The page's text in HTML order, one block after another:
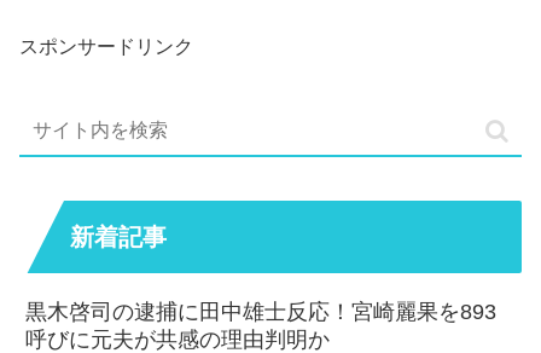
スポンサードリンク
新着記事
黒木啓司の逮捕に田中雄士反応！宮崎麗果を893
呼びに元夫が共感の理由判明か